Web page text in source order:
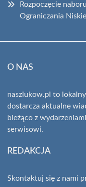
Rozpoczęcie
Ograniczania
O NAS
naszlukow.pl to
dostarcza aktualne
bieżąco z
serwisowi.
REDAKCJA
Skontaktuj się z nami